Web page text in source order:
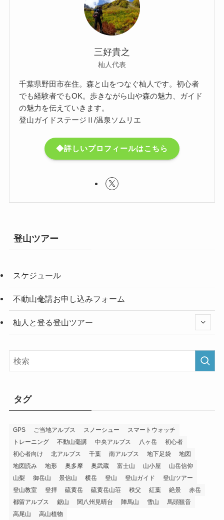
三好貴之
杣人代表
千葉県野田市在住。森と山をつなぐ杣人です。初心者
でも経験者でもOK。歩きながら山や森の魅力、ガイド
の魅力を伝えていきます。
登山ガイドステージⅡ/温泉ソムリエ
◆詳しいプロフィールはこちら
登山ツアー
スケジュール
不動山毫講お申し込みフォーム
杣人と登る登山ツアー
タグ
GPS ご当地アルプス スノーシュー
スマートウォッチ
トレーニング
不動山毫講 中央アルプス 八ヶ岳
初心者
初心者向け
北アルプス 千葉 南アルプス 地下足袋
地図
地図読み
地形 奥多摩 奥武蔵 富士山 山小屋
山岳信仰
山梨
御岳山 景信山 横岳 登山 登山ガイド
登山ツアー
登山教室
登拝 硫黄岳 硫黄岳山荘 秩父 紅葉 絶景
赤岳
都留アルプス
鋸山 関八州見晴台 陣馬山 雪山
馬頭観音
高尾山
高山植物